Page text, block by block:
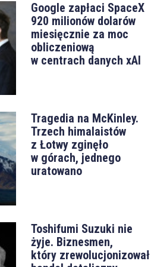
Google zapłaci SpaceX
920 milionów dolarów
miesięcznie za moc
obliczeniową
w centrach danych xAI
Tragedia na McKinley.
Trzech himalaistów
z Łotwy zginęło
w górach, jednego
uratowano
Toshifumi Suzuki nie
żyje. Biznesmen,
który zrewolucjonizował